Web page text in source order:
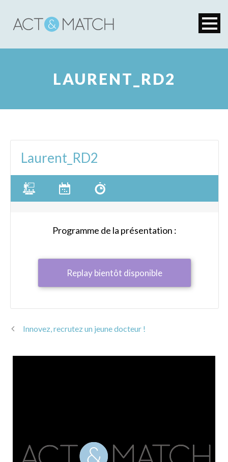
LAURENT_RD2
Laurent_RD2
Programme de la présentation :
Replay bientôt disponible
Innovez, recrutez un jeune docteur !